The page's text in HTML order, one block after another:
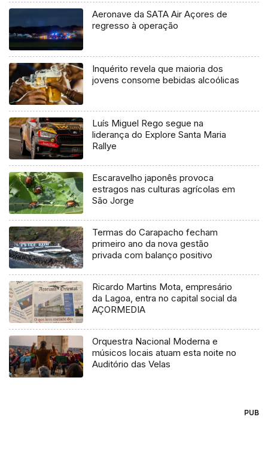
Aeronave da SATA Air Açores de
regresso à operação
Inquérito revela que maioria dos
jovens consome bebidas alcoólicas
Luís Miguel Rego segue na
liderança do Explore Santa Maria
Rallye
Escaravelho japonês provoca
estragos nas culturas agrícolas em
São Jorge
Termas do Carapacho fecham
primeiro ano da nova gestão
privada com balanço positivo
Ricardo Martins Mota, empresário
da Lagoa, entra no capital social da
AÇORMEDIA
Orquestra Nacional Moderna e
músicos locais atuam esta noite no
Auditório das Velas
PUB